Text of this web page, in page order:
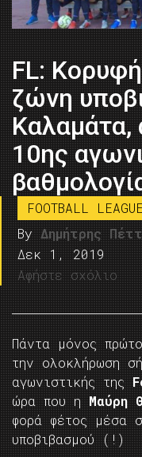
FL:
ζώνη
Καλαμάτα,
10ης
FOOTBALL LEAGUE
By Δημήτρης
Δεκ 1, 2019
Αφήστε σχόλιο
Πάντα μόνος
την ολοκλήρωση
αγωνιστικής της
ώρα που η Μαύρη
φορά φέτος μέσα
υποβιβασμού (!)